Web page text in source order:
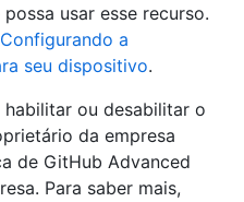
usar esse recurso.
Configurando a
seu dispositivo.
ou desabilitar o
da empresa
de GitHub Advanced
Para saber mais,